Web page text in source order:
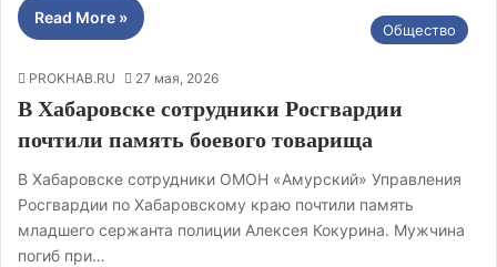
Read More »
Общество
PROKHAB.RU 27 мая, 2026
В Хабаровске сотрудники Росгвардии
почтили память боевого товарища
В Хабаровске сотрудники ОМОН «Амурский» Управления
Росгвардии по Хабаровскому краю почтили память
младшего сержанта полиции Алексея Кокурина. Мужчина
погиб при…